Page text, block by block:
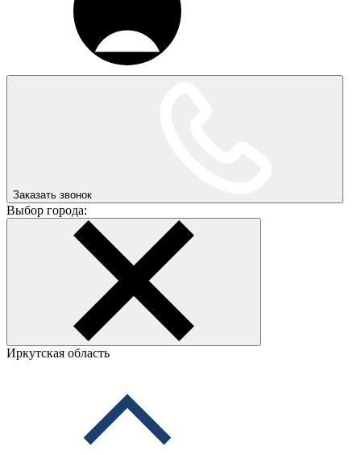
Заказать звонок
Выбор города:
Иркутская область